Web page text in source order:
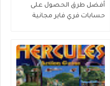
أفضل طرق الحصول على
حسابات فري فاير مجانية